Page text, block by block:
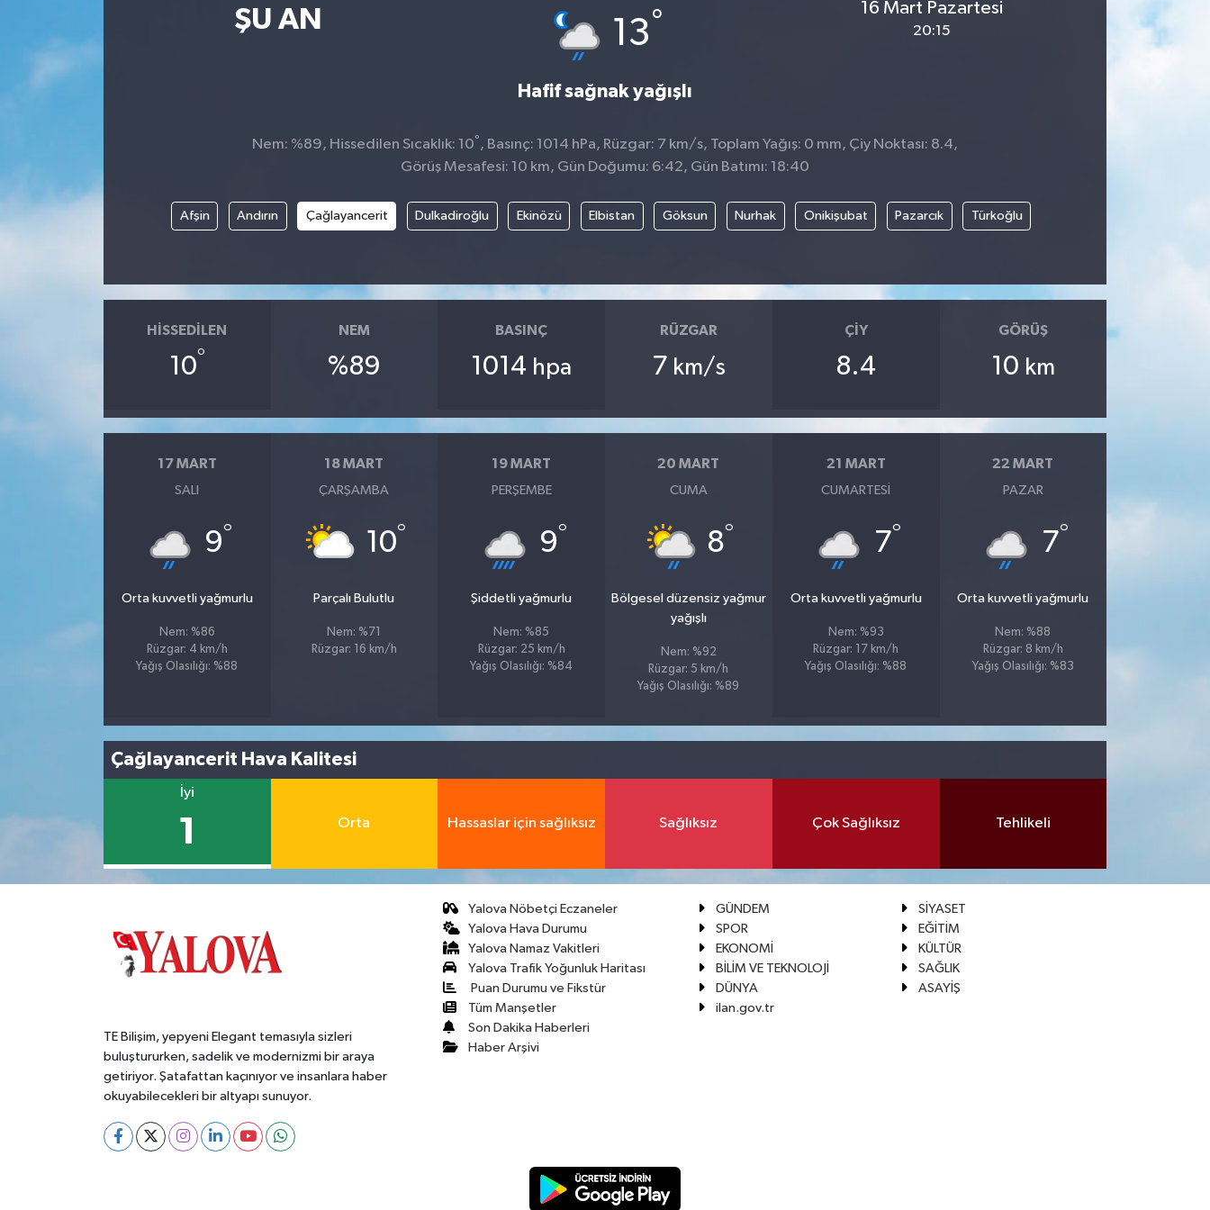
ŞU AN 13°
Hafif sağnak yağışlı
16 Mart Pazartesi
20:15
Nem: %89, Hissedilen Sıcaklık: 10° , Basınç: 1014 hPa, Rüzgar: 7 km/s, Toplam Yağış: 0 mm, Çiy Noktası: 8.4,
Görüş Mesafesi: 10 km, Gün Doğumu: 6:42, Gün Batımı: 18:40
Afşin Andırın Çağlayancerit Dulkadiroğlu Ekinözü Elbistan Göksun Nurhak Onikişubat Pazarcık Türkoğlu
HISSEDILEN
10°
NEM
%89
BASINÇ
1014 hpa
RÜZGAR
7 km/s
ÇIY
8.4
GÖRÜŞ
10 km
17 MART
SALI
9°
Orta kuvvetli yağmurlu
Nem: %86
Rüzgar: 4 km/h
Yağış Olasılığı: %88
18 MART
ÇARŞAMBA
10°
Parçalı Bulutlu
Nem: %71
Rüzgar: 16 km/h
19 MART
PERŞEMBE
9°
Şiddetli yağmurlu
Nem: %85
Rüzgar: 25 km/h
Yağış Olasılığı: %84
20 MART
CUMA
8°
Bölgesel düzensiz yağmur
yağışlı
Nem: %92
Rüzgar: 5 km/h
Yağış Olasılığı: %89
21 MART
CUMARTESI
7°
Orta kuvvetli yağmurlu
Nem: %93
Rüzgar: 17 km/h
Yağış Olasılığı: %88
22 MART
PAZAR
7°
Orta kuvvetli yağmurlu
Nem: %88
Rüzgar: 8 km/h
Yağış Olasılığı: %83
Çağlayancerit Hava Kalitesi
İyi
1 Orta Hassaslar için sağlıksız Sağlıksız Çok Sağlıksız Tehlikeli
TE Bilişim, yepyeni Elegant temasıyla sizleri
buluştururken, sadelik ve modernizmi bir araya
getiriyor. Şatafattan kaçınıyor ve insanlara haber
okuyabilecekleri bir altyapı sunuyor.
Yalova Nöbetçi Eczaneler
Yalova Hava Durumu
Yalova Namaz Vakitleri
Yalova Trafik Yoğunluk Haritası
Puan Durumu ve Fikstür
Tüm Manşetler
Son Dakika Haberleri
Haber Arşivi
GÜNDEM
SİYASET
SPOR
EĞİTİM
EKONOMİ
KÜLTÜR
BİLİM VE TEKNOLOJİ
SAĞLIK
DÜNYA
ASAYİŞ
ilan.gov.tr